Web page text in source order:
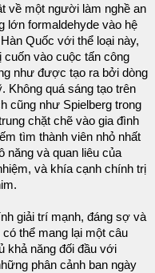
về một người làm nghề an
lớn formaldehyde vào hệ
Quốc với thể loại này,
cuốn vào cuộc tấn công
như được tạo ra bởi dòng
Không quá sáng tạo trên
cũng như Spielberg trong
chặt chẽ vào gia đình
tìm thành viên nhỏ nhất
năng và quan liêu của
và khía cạnh chính trị
giải trí mạnh, đáng sợ và
thể mang lại một câu
khả năng đối đầu với
phân cảnh ban ngày